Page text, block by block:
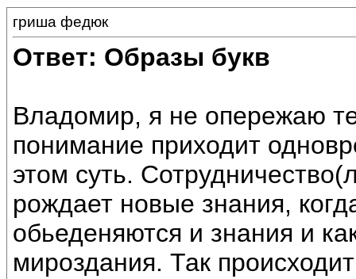
гриша федюк
Ответ: Образы букв
Владомир, я не опережаю
понимание приходит
этом суть.
рождает новые знания,
обьеденяются и знания и
мироздания. Так